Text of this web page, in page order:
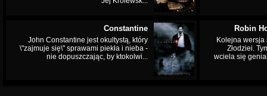
Constantine
John Constantine jest okultystą, który
\"zajmuje się\" sprawami piekła i nieba -
nie dopuszczając, by ktokolwi...
Robin
Kolejna wersja
Złodziei.
wciela się